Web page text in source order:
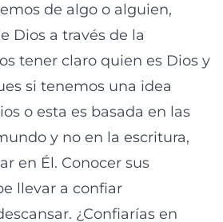
de algo o alguien,
Dios a través de la
tener claro quien es Dios y
si tenemos una idea
o esta es basada en las
y no en la escritura,
en Él. Conocer sus
llevar a confiar
¿Confiarías en